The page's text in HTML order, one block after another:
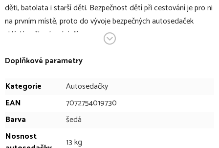
děti, batolata i starší děti. Bezpečnost dětí při cestování je pro ni
na prvním místě, proto do vývoje bezpečných autosedaček
vkládá veškeré své úsilí.
Dětská autosedačka BESAFE iZi Go Modular i-Size X2 je vhodná
pro děti od narození do cca 1 roku. Autosedačka se snadno
sebou či připevnit na konstrukci vašeho kočárku. Autosedačku lze
také do vozidla uchytit pomocí vnitřního pásu auta, což
umožňuje její připevnění i na sedadlo spolujezdce. To je ideální v
situaci, kdy budete cestovat s miminkem sami. iZi Go Modular
X2 i-Size je první autosedačkou konceptu iZi Modular. Když vaše
Doplňkové parametry
Kategorie
Autosedačky
EAN
7072754019730
Barva
šedá
Nosnost
13 kg